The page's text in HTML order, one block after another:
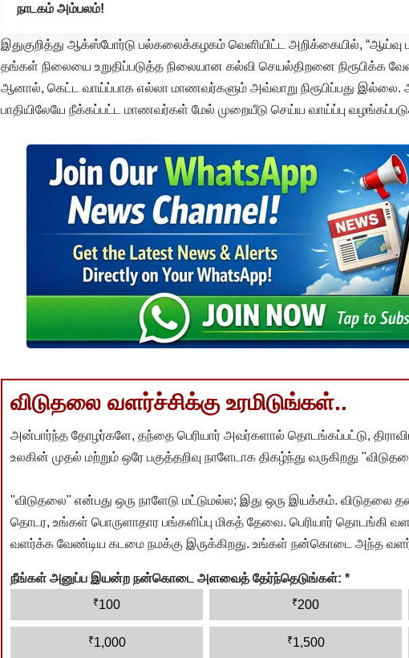
நாடகம் அம்பலம்!
இதுகுறித்து ஆக்ஸ்போர்டு பல்கலைக்கழகம் வெளியிட்ட அறிக்கையில்,
தங்கள் நிலையை உறுதிப்படுத்த நிலையான கல்வி செயல்திறனை நிரூபிக்க
ஆனால், கெட்ட வாய்ப்பாக எல்லா மாணவர்களும் அவ்வாறு நிரூபிப்பது இல்லை.
பாதியிலேயே நீக்கப்பட்ட மாணவர்கள் மேல் முறையீடு செய்ய வாய்ப்பு
விடுதலை வளர்ச்சிக்கு உரமிடுங்கள்..
அன்பார்ந்த தோழர்களே, தந்தை பெரியார் அவர்களால் தொடங்கப்பட்டு,
உலகின் முதல் மற்றும் ஒரே பகுத்தறிவு நாளேடாக திகழ்ந்து வருகிறது
"விடுதலை" என்பது ஒரு நாளேடு மட்டுமல்ல; இது ஒரு இயக்கம்.
தொடர, உங்கள் பொருளாதார பங்களிப்பு மிகத் தேவை. பெரியார் தொடங்கி
வளர்க்க வேண்டிய கடமை நமக்கு இருக்கிறது. உங்கள் நன்கொடை அந்த
நீங்கள் அனுப்ப இயன்ற நன்கொடை அளவைத் தேர்ந்தெடுங்கள்: *
₹100 ₹200
₹1,000 ₹1,500